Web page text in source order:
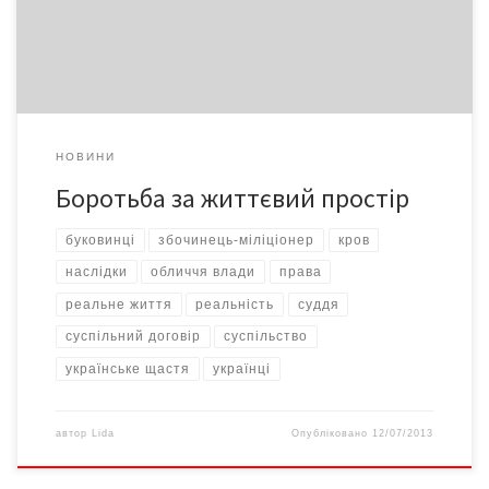
НОВИНИ
Боротьба за життєвий простір
буковинці збочинець-міліціонер кров
наслідки обличчя влади права
реальне життя реальність суддя
суспільний договір суспільство
українське щастя українці
автор Lida Опубліковано 12/07/2013